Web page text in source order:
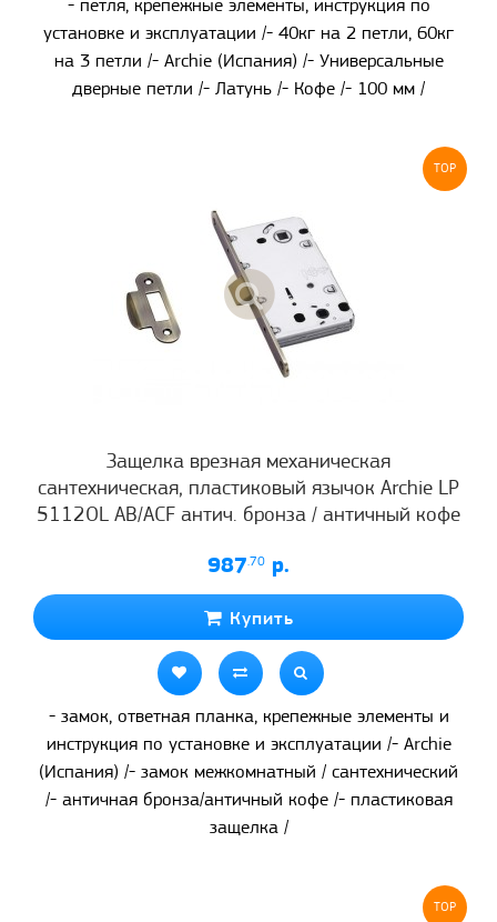
- петля, крепежные элементы, инструкция по
установке и эксплуатации /- 40кг на 2 петли, 60кг
на 3 петли /- Archie (Испания) /- Универсальные
дверные петли /- Латунь /- Кофе /- 100 мм /
TOP
Защелка врезная механическая
сантехническая, пластиковый язычок Archie LP
5112OL AB/ACF антич. бронза / античный кофе
987.70 р.
Купить
- замок, ответная планка, крепежные элементы и
инструкция по установке и эксплуатации /- Archie
(Испания) /- замок межкомнатный / сантехнический
/- античная бронза/античный кофе /- пластиковая
защелка /
TOP